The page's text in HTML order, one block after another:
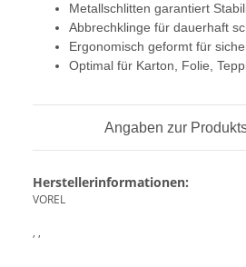
Metallschlitten garantiert
Abbrechklinge für dauerhaft
Ergonomisch geformt für
Optimal für Karton, Folie,
Angaben zur
Herstellerinformationen:
VOREL
, ,